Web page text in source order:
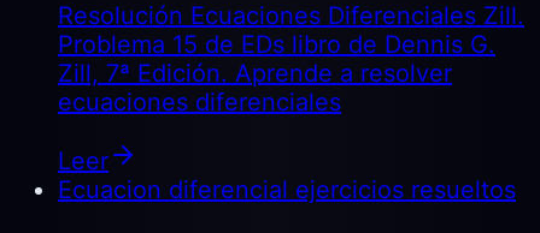
Resolución Ecuaciones Diferenciales Zill.
Problema 15 de EDs libro de Dennis G.
Zill, 7ª Edición. Aprende a resolver
ecuaciones diferenciales
Leer
Ecuacion diferencial ejercicios resueltos